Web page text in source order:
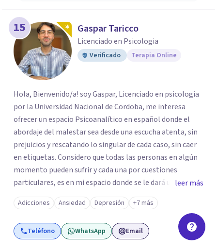
15 Gaspar Taricco
Licenciado en Psicologia
Verificado Terapia Online
Hola, Bienvenido/a! soy Gaspar, Licenciado en psicología
por la Universidad Nacional de Cordoba, me interesa
ofrecer un espacio Psicoanalítico en español donde el
abordaje del malestar sea desde una escucha atenta, sin
prejuicios y rescatando lo singular de cada caso, sin caer
en etiquetas. Considero que todas las personas en algún
momento pueden sufrir y cada una por cuestiones
particulares, es en mi espacio donde se le dará un lugar a
esas cuestiones singulares de cada uno, para luego
generar cambios. Soy una persona en constante
formación, actualmente curso seminarios, una
especialización en psicoanálisis y también investigo.
leer más
Adicciones Ansiedad Depresión +7 más
Teléfono WhatsApp Email